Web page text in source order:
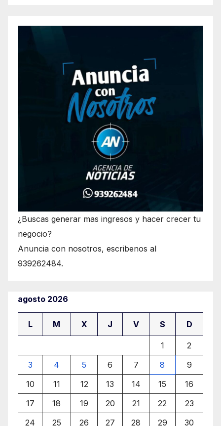
¿Buscas generar mas ingresos y hacer crecer tu
negocio?
Anuncia con nosotros, escribenos al
939262484.
agosto 2026
L M X J V S D
1
2
3
4 5 6 7 8
9
10
11 12 13 14 15
16
17
18 19 20 21 22
23
24
25 26 27 28 29 30